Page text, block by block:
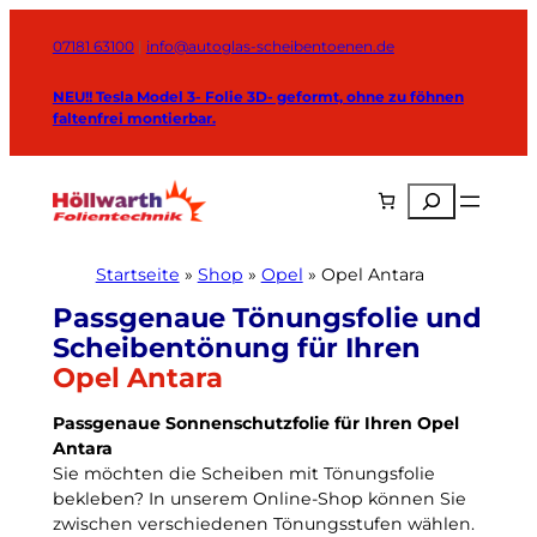
Inhalt07181 63100| info@autoglas-scheibentoenen.de
NEU!! Tesla Model 3- Folie 3D- geformt, ohne zu föhnen
faltenfrei montierbar.
Suchen
Startseite » Shop » Opel » Opel Antara
Opel Antara
Passgenaue Sonnenschutzfolie für Ihren Opel
Antara
Sie möchten die Scheiben mit Tönungsfolie
bekleben? In unserem Online-Shop können Sie
zwischen verschiedenen Tönungsstufen wählen.